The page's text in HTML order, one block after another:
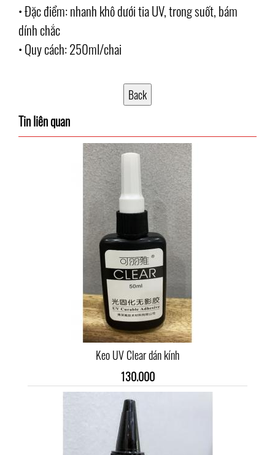
• Đặc điểm: nhanh khô dưới tia UV, trong suốt, bám
dính chắc
• Quy cách: 250ml/chai
Tin liên quan
Keo UV Clear dán kính
130.000